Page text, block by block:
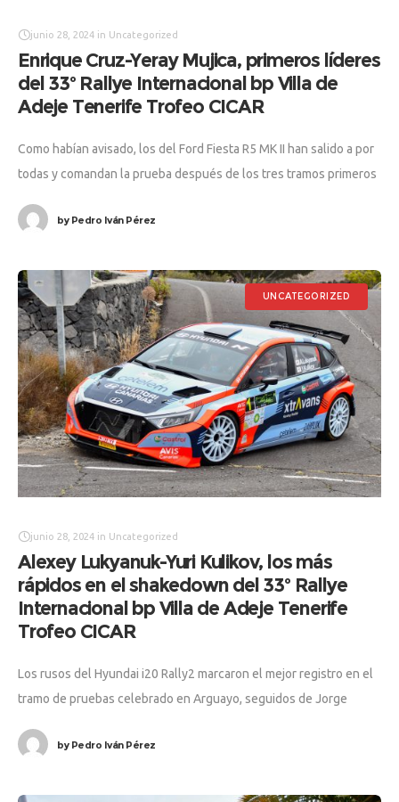
junio 28, 2024 in Uncategorized
Enrique Cruz-Yeray Mujica, primeros líderes
del 33º Rallye Internacional bp Villa de
Adeje Tenerife Trofeo CICAR
Como habían avisado, los del Ford Fiesta R5 MK II han salido a por
todas y comandan la prueba después de los tres tramos primeros
byPedro Iván Pérez
UNCATEGORIZED
junio 28, 2024 in Uncategorized
Alexey Lukyanuk-Yuri Kulikov, los más
rápidos en el shakedown del 33º Rallye
Internacional bp Villa de Adeje Tenerife
Trofeo CICAR
Los rusos del Hyundai i20 Rally2 marcaron el mejor registro en el
tramo de pruebas celebrado en Arguayo, seguidos de Jorge
EduardobyPedro Iván Pérez